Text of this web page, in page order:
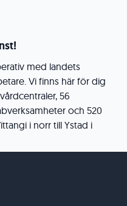
med landets
Vi finns här för dig
56
och 520
i norr till Ystad i